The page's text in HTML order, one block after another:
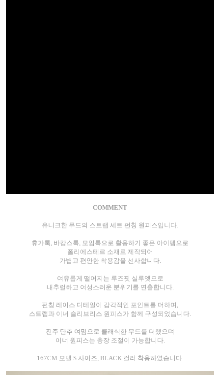
COMMENT
유니크한 무드의 스트랩 세트 펀칭 원피스입니다.
휴가룩, 바캉스룩, 모임룩으로 활용하기 좋은 아이템으로
폴리에스테르 소재로 제작되어
가볍고 편안한 착용감을 선사합니다.
여유롭게 떨어지는 루즈핏 실루엣으로
내추럴하고 여성스러운 분위기를 연출합니다.
펀칭 레이스 디테일이 감각적인 포인트를 더하며,
스트랩과 이너 슬리브리스 원피스가 함께 구성되었습니다.
진주 단추 여밈으로 클래식한 무드를 더했으며
이너 원피스는 총장 조절이 가능합니다.
167CM 모델 S 사이즈, BLACK 컬러 착용하였습니다.